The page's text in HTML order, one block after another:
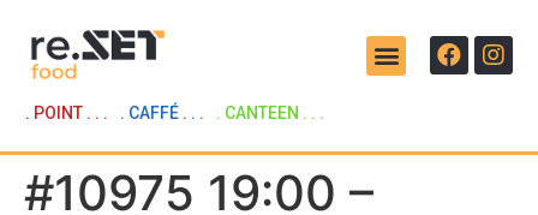
. POINT . . . . CAFFÉ . . . . CANTEEN . . .
#10975 19:00 –